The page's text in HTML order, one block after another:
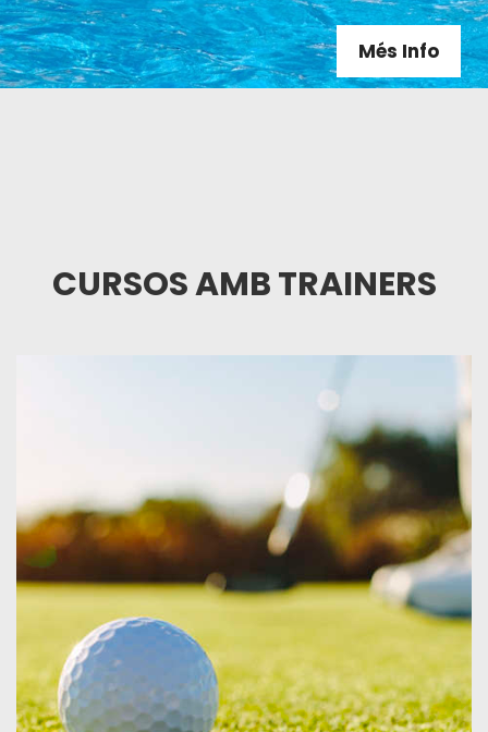
Més Info
CURSOS AMB TRAINERS